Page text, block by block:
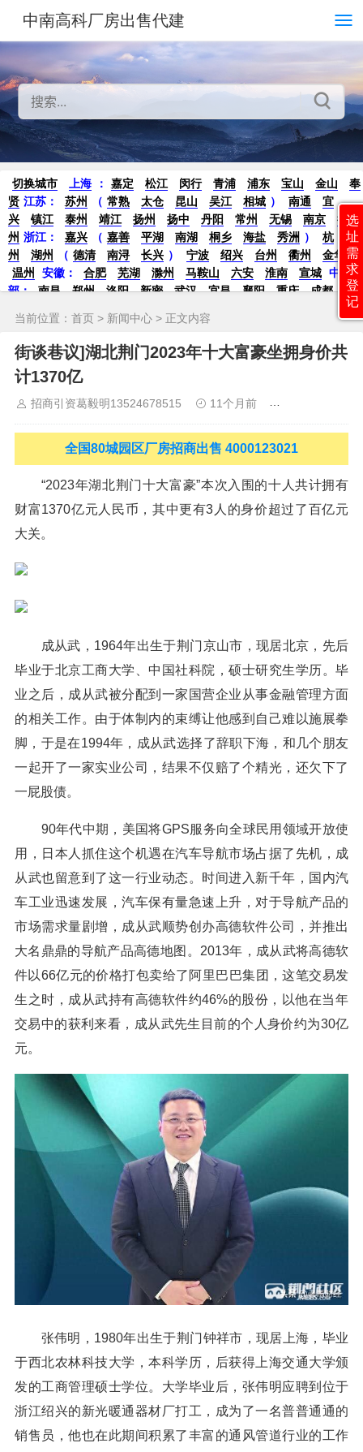
中南高科厂房出售代建
切换城市 上海 ： 嘉定 松江 闵行 青浦 浦东 宝山 金山
奉
贤 江苏： 苏州 （ 常熟 太仓 昆山 吴江 相城 ） 南通
宜
兴
镇江 泰州 靖江 扬州 扬中 丹阳 常州 无锡 南京
徐
州 浙江： 嘉兴 （ 嘉善 平湖 南湖 桐乡 海盐 秀洲 ）
杭
州
湖州 （ 德清 南浔 长兴 ） 宁波 绍兴 台州 衢州
金华
温州
安徽： 合肥 芜湖 滁州 马鞍山 六安 淮南 宣城 中
部： 南昌 郑州 洛阳 新密 武汉 宜昌 襄阳 重庆 成都
德
固
安
香河 大厂 永清 三河 霸州 ）
晋中
沈阳 济南 济宁 绵阳 石家庄 沧州 唐山 潍坊
德州
威海
烟台 青岛 珠三角： 广州 东莞 江门 惠州 肇庆
中
山
佛山 清远
华北： 沈阳 大连 海外园区： 印尼 泰国
华夏幸福
联东U谷 万洋 均和 平谦迈高 咨询热线： 400-0123-
当前位置： 首页 > 新闻中心 > 正文内容
街谈巷议]湖北荆门2023年十大富豪坐拥身价共
计1370亿
招商引资葛毅明13524678515 11个月前
全国80城园区厂房招商出售 4000123021
“2023年湖北荆门十大富豪”本次入围的十人共计拥有
财富1370亿元人民币，其中更有3人的身价超过了百亿元
大关。
成从武，1964年出生于荆门京山市，现居北京，先后
毕业于北京工商大学、中国社科院，硕士研究生学历。毕
业之后，成从武被分配到一家国营企业从事金融管理方面
的相关工作。由于体制内的束缚让他感到自己难以施展拳
脚，于是在1994年，成从武选择了辞职下海，和几个朋友
一起开了一家实业公司，结果不仅赔了个精光，还欠下了
一屁股债。
90年代中期，美国将GPS服务向全球民用领域开放使
用，日本人抓住这个机遇在汽车导航市场占据了先机，成
从武也留意到了这一行业动态。时间进入新千年，国内汽
车工业迅速发展，汽车保有量急速上升，对于导航产品的
市场需求量剧增，成从武顺势创办高德软件公司，并推出
大名鼎鼎的导航产品高德地图。2013年，成从武将高德软
件以66亿元的价格打包卖给了阿里巴巴集团，这笔交易发
生之时，成从武持有高德软件约46%的股份，以他在当年
交易中的获利来看，成从武先生目前的个人身价约为30亿
元。
张伟明，1980年出生于荆门钟祥市，现居上海，毕业
于西北农林科技大学，本科学历，后获得上海交通大学颁
发的工商管理硕士学位。大学毕业后，张伟明应聘到位于
浙江绍兴的新光暖通器材厂打工，成为了一名普普通通的
销售员，他也在此期间积累了丰富的通风管道行业的工作
选
址
需
求
登
记